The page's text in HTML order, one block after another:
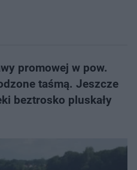
promowej w pow.
taśmą. Jeszcze
beztrosko pluskały